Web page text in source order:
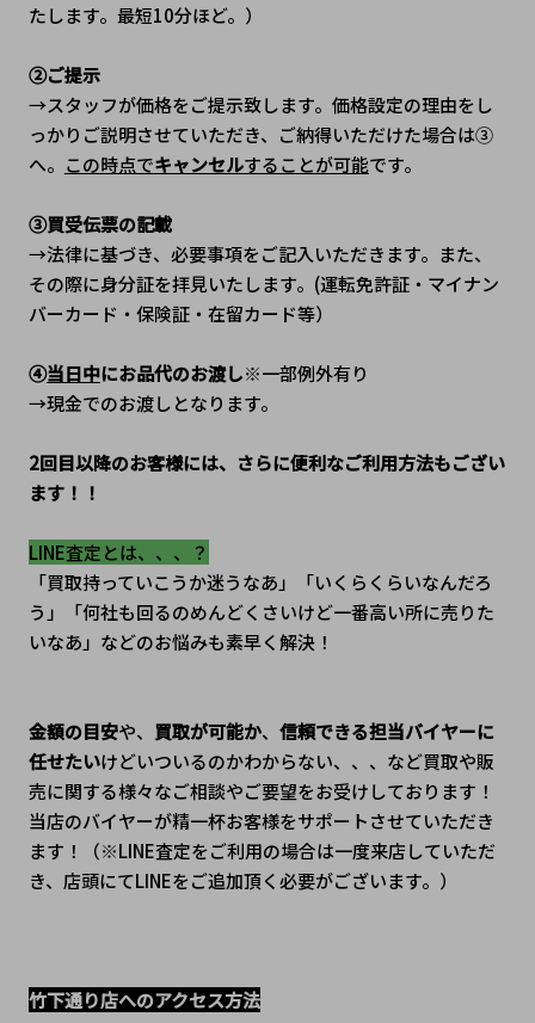
たします。最短10分ほど。）
②ご提示
→スタッフが価格をご提示致します。価格設定の理由をし
っかりご説明させていただき、ご納得いただけた場合は③
へ。 この時点でキャンセルすることが可能です。
③買受伝票の記載
→法律に基づき、必要事項をご記入いただきます。また、
その際に身分証を拝見いたします。(運転免許証・マイナン
バーカード・保険証・在留カード等）
④当日中にお品代のお渡し※一部例外有り
→現金でのお渡しとなります。
2回目以降のお客様には、さらに便利なご利用方法もござい
ます！！
LINE査定とは、、、？
「買取持っていこうか迷うなあ」「いくらくらいなんだろ
う」「何社も回るのめんどくさいけど一番高い所に売りた
いなあ」などのお悩みも素早く解決！
金額の目安や、 買取が可能か、 信頼できる担当バイヤーに
任せたいけどいついるのかわからない、、、など買取や販
売に関する様々なご相談やご要望をお受けしております！
当店のバイヤーが精一杯お客様をサポートさせていただき
ます！（※LINE査定をご利用の場合は一度来店していただ
き、店頭にてLINEをご追加頂く必要がございます。）
竹下通り店へのアクセス方法